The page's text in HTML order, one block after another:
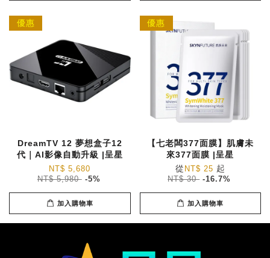
優惠
DreamTV 12 夢想盒子12
代｜AI影像自動升級 |呈星
NT$ 5,680
NT$ 5,980 -5%
加入購物車
優惠
【七老闆377面膜】肌膚未
來377面膜 |呈星
從 NT$ 25 起
NT$ 30 -16.7%
加入購物車